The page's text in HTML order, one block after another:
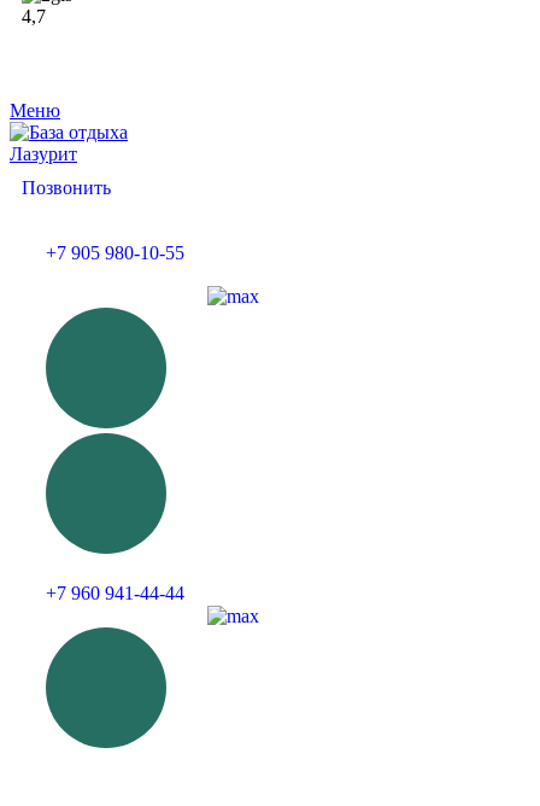
4,7
Меню
Позвонить
+7 905 980-10-55
+7 960 941-44-44